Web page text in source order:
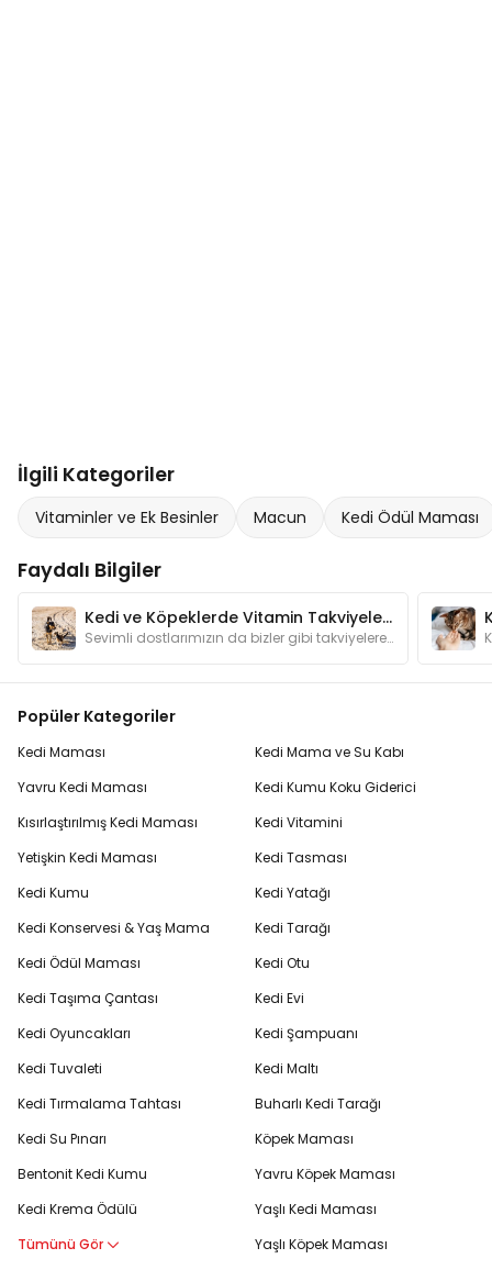
İlgili Kategoriler
Vitaminler ve Ek Besinler Macun Kedi Ödül Maması
Faydalı Bilgiler
Kedi ve Köpeklerde Vitamin Takviyeleri Ne İşe Yarar?
Sevimli dostlarımızın da bizler gibi takviyelere ihtiyaçları olabilir. Vitamin takviyelerinin sağlıklarına olan faydalarını yazımızda bulabilirsiniz.
Popüler Kategoriler
Kedi Maması
Yavru Kedi Maması
Kısırlaştırılmış Kedi Maması
Yetişkin Kedi Maması
Kedi Kumu
Kedi Konservesi & Yaş Mama
Kedi Ödül Maması
Kedi Taşıma Çantası
Kedi Oyuncakları
Kedi Tuvaleti
Kedi Tırmalama Tahtası
Kedi Su Pınarı
Bentonit Kedi Kumu
Kedi Krema Ödülü
Tümünü Gör
Kedi Mama ve Su Kabı
Kedi Kumu Koku Giderici
Kedi Vitamini
Kedi Tasması
Kedi Yatağı
Kedi Tarağı
Kedi Otu
Kedi Evi
Kedi Şampuanı
Kedi Maltı
Buharlı Kedi Tarağı
Köpek Maması
Yavru Köpek Maması
Yaşlı Kedi Maması
Yaşlı Köpek Maması